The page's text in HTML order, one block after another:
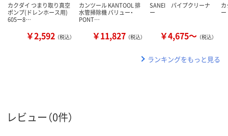
カクダイ つまり取り真空
ポンプ(ドレンホース用)
605ー8…
￥2,592 （税込）
カンツール KANTOOL 排
水管掃除機 バリュー・
PONT…
￥11,827 （税込）
SANEI パイプクリーナ
ー
￥4,675～ （税込）
ー
ランキングをもっと見る
レビュー（0件）